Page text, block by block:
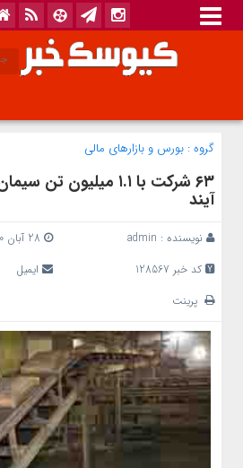
گروه : بورس و بازار‌های مالی
۶٣ شرکت با ١.١ میلیون
آیند
نویسنده : admin
کد خبر 128567
ایمیل
پرینت